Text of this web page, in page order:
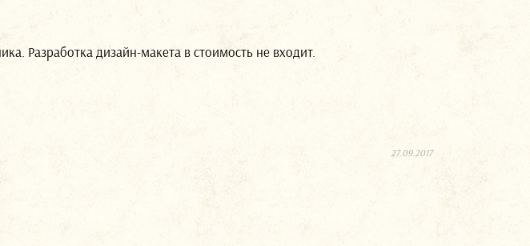
Разработка дизайн-макета в стоимость не входит.
27.09.2017